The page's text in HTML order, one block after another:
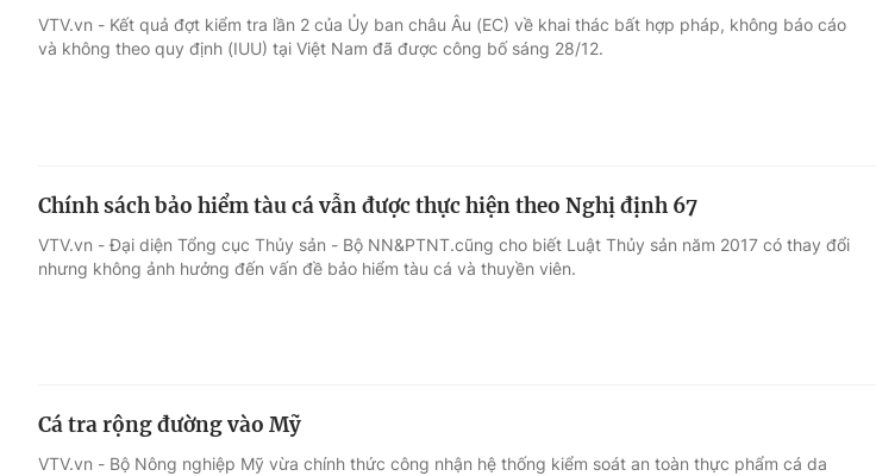
VTV.vn - Kết quả đợt kiểm tra lần 2 của Ủy ban châu Âu (EC) về khai thác bất hợp pháp, không báo cáo
và không theo quy định (IUU) tại Việt Nam đã được công bố sáng 28/12.
Chính sách bảo hiểm tàu cá vẫn được thực hiện theo Nghị định 67
VTV.vn - Đại diện Tổng cục Thủy sản - Bộ NN&PTNT.cũng cho biết Luật Thủy sản năm 2017 có thay đổi
nhưng không ảnh hưởng đến vấn đề bảo hiểm tàu cá và thuyền viên.
Cá tra rộng đường vào Mỹ
VTV.vn - Bộ Nông nghiệp Mỹ vừa chính thức công nhận hệ thống kiểm soát an toàn thực phẩm cá da